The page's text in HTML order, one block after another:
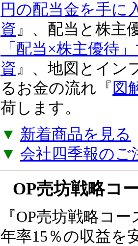
当太郎さんの『仕
120万円の配当金
投資』、配当と株
株「配当×株主優
資』、地図とイン
るお金の流れ『
荷します。
▼ 新着商品を見る
▼ 会社四季報のご
OP売坊戦略コ
『OP売坊戦略コー